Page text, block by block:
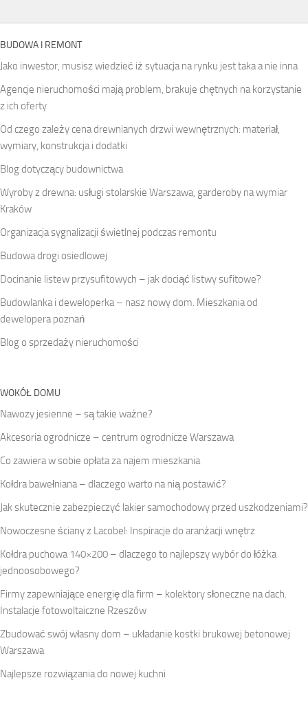
BUDOWA I REMONT
Jako inwestor, musisz wiedzieć iż sytuacja na rynku jest taka a nie inna
Agencje nieruchomości mają problem, brakuje chętnych na korzystanie
z ich oferty
Od czego zależy cena drewnianych drzwi wewnętrznych: materiał,
wymiary, konstrukcja i dodatki
Blog dotyczący budownictwa
Wyroby z drewna: usługi stolarskie Warszawa, garderoby na wymiar
Kraków
Organizacja sygnalizacji świetlnej podczas remontu
Budowa drogi osiedlowej
Docinanie listew przysufitowych – jak dociąć listwy sufitowe?
Budowlanka i deweloperka – nasz nowy dom. Mieszkania od
dewelopera poznań
Blog o sprzedaży nieruchomości
WOKÓŁ DOMU
Nawozy jesienne – są takie ważne?
Akcesoria ogrodnicze – centrum ogrodnicze Warszawa
Co zawiera w sobie opłata za najem mieszkania
Kołdra bawełniana – dlaczego warto na nią postawić?
Jak skutecznie zabezpieczyć lakier samochodowy przed uszkodzeniami?
Nowoczesne ściany z Lacobel: Inspiracje do aranżacji wnętrz
Kołdra puchowa 140×200 – dlaczego to najlepszy wybór do łóżka
jednoosobowego?
Firmy zapewniające energię dla firm – kolektory słoneczne na dach.
Instalacje fotowoltaiczne Rzeszów
Zbudować swój własny dom – układanie kostki brukowej betonowej
Warszawa
Najlepsze rozwiązania do nowej kuchni